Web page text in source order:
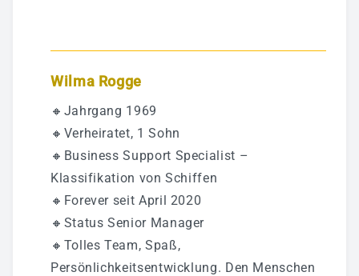
Wilma Rogge
🔸Jahrgang 1969
🔸Verheiratet, 1 Sohn
🔸Business Support Specialist –
Klassifikation von Schiffen
🔸Forever seit April 2020
🔸Status Senior Manager
🔸Tolles Team, Spaß,
Persönlichkeitsentwicklung. Den Menschen